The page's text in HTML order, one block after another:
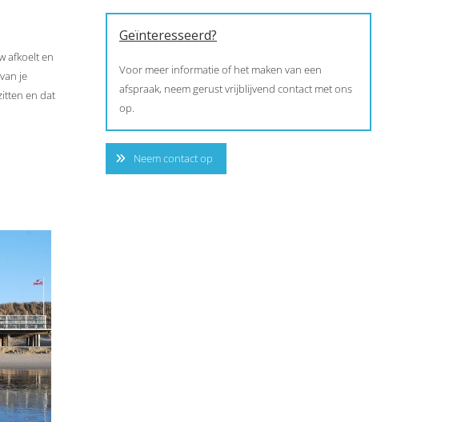
afkoelt en
je
en dat
Geïnteresseerd?
Voor meer informatie of het maken van een
afspraak, neem gerust vrijblijvend contact met ons
op.
Neem contact op